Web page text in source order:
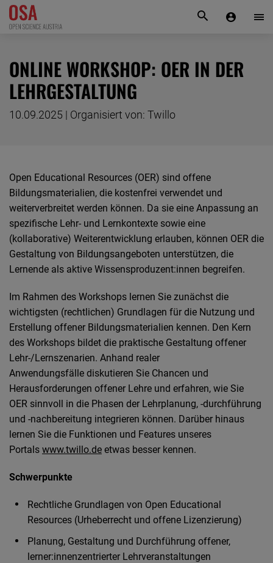
KONTAKT
ONLINE WORKSHOP: OER IN DER
LEHRGESTALTUNG
10.09.2025 | Organisiert von: Twillo
Open Educational Resources (OER) sind offene
Bildungsmaterialien, die kostenfrei verwendet und
weiterverbreitet werden können. Da sie eine Anpassung an
spezifische Lehr- und Lernkontexte sowie eine
(kollaborative) Weiterentwicklung erlauben, können OER die
Gestaltung von Bildungsangeboten unterstützen, die
Lernende als aktive Wissensproduzent:innen begreifen.
Im Rahmen des Workshops lernen Sie zunächst die
wichtigsten (rechtlichen) Grundlagen für die Nutzung und
Erstellung offener Bildungsmaterialien kennen. Den Kern
des Workshops bildet die praktische Gestaltung offener
Lehr-/Lernszenarien. Anhand realer
Anwendungsfälle diskutieren Sie Chancen und
Herausforderungen offener Lehre und erfahren, wie Sie
OER sinnvoll in die Phasen der Lehrplanung, -durchführung
und -nachbereitung integrieren können. Darüber hinaus
lernen Sie die Funktionen und Features unseres
Portals www.twillo.de etwas besser kennen.
Schwerpunkte
Rechtliche Grundlagen von Open Educational
Resources (Urheberrecht und offene Lizenzierung)
Planung, Gestaltung und Durchführung offener,
lerner:innenzentrierter Lehrveranstaltungen